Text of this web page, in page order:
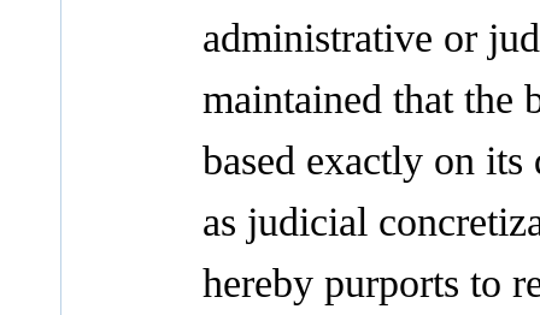
administrative or
maintained that the
based exactly on
as judicial
hereby purports to